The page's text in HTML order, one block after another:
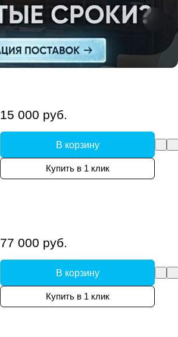
15 000 руб.
В корзину
Купить в 1 клик
77 000 руб.
В корзину
Купить в 1 клик